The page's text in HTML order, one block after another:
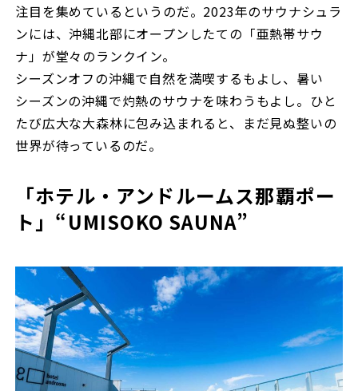
注目を集めているというのだ。2023年のサウナシュラ
ンには、沖縄北部にオープンしたての「亜熱帯サウ
ナ」が堂々のランクイン。
シーズンオフの沖縄で自然を満喫するもよし、暑い
シーズンの沖縄で灼熱のサウナを味わうもよし。ひと
たび広大な大森林に包み込まれると、まだ見ぬ整いの
世界が待っているのだ。
「ホテル・アンドルームス那覇ポー
ト」“UMISOKO SAUNA”